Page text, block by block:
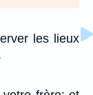
les lieux